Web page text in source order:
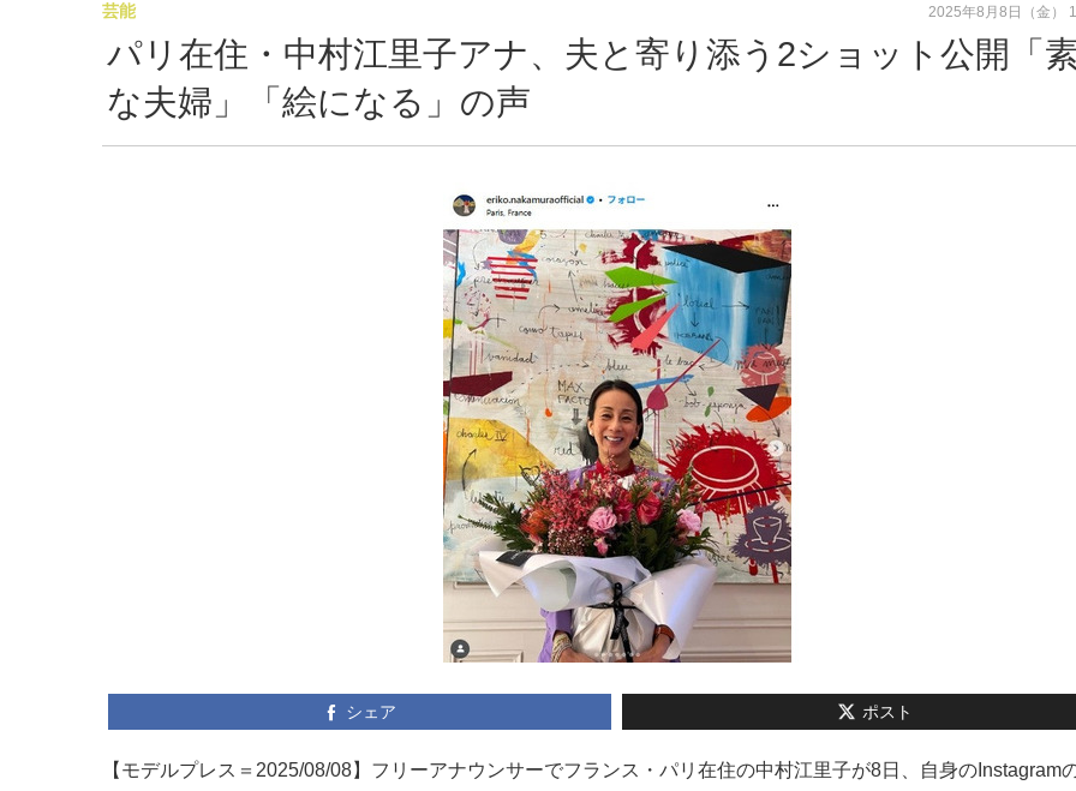
パリ在住・中村江里子アナ、夫と寄り添う2ショット公開「
な夫婦」「絵になる」の声
芸能 2025年8月8日（金）
シェア ポスト
【モデルプレス＝2025/08/08】フリーアナウンサーでフランス・パリ在住の中村江里子が8日、自身のInstagram